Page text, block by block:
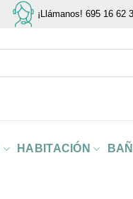
¡Llámanos! 695 16 62
HABITACIÓN